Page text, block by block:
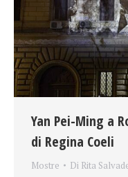
Yan Pei-Ming a
di Regina Coeli
Mostre Di Rita